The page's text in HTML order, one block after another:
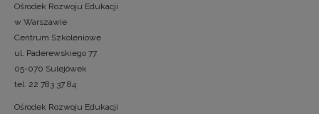
Ośrodek Rozwoju Edukacji
w Warszawie
Centrum Szkoleniowe
ul. Paderewskiego 77
05-070 Sulejówek
tel. 22 783 37 84
Ośrodek Rozwoju Edukacji